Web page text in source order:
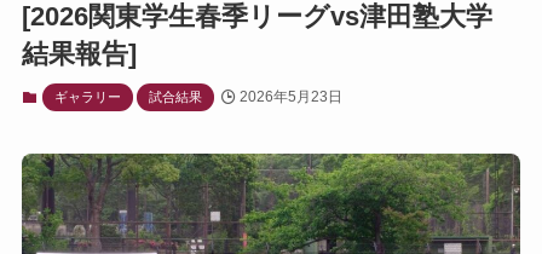
[2026関東学生春季リーグvs津田塾大学
結果報告]
ギャラリー 試合結果 2026年5月23日